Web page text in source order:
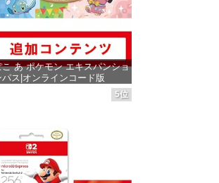
こ あ ポケモン エキスパンショ
パス|オンラインコード版
価格：¥4,400
5位